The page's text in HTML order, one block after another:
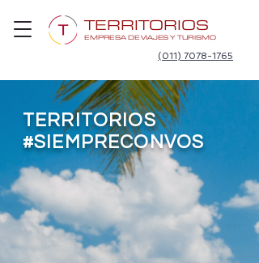
TERRITORIOS
EMPRESA DE VIAJES Y TURISMO
(011) 7078-1765
TERRITORIOS
#SIEMPRECONVOS